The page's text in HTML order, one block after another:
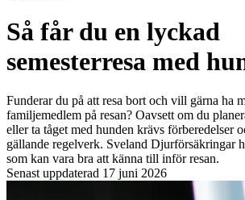
Så får du en lyckad
semesterresa med
Funderar du på att resa bort och vill gärna ha
familjemedlem på resan? Oavsett om du
eller ta tåget med hunden krävs förberedelser
gällande regelverk. Sveland Djurförsäkringar
som kan vara bra att känna till inför resan.
Senast uppdaterad 17 juni 2026